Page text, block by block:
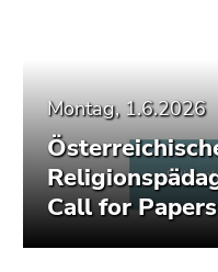
Montag, 1.6.2026
Call for